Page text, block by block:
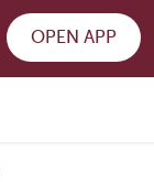
OPEN APP